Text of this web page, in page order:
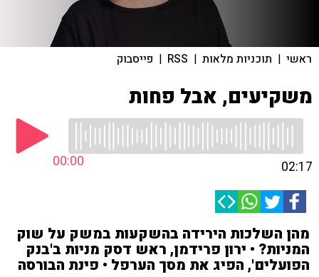
ראשי | תוכניות מלאות |
RSS
| פייסבוק
משקיעים, אבל פחות
00:00 02:17
מהן השלכות הירידה בהשקעות במשק על שוק
המניות? • ירון פרידמן, ראש דסק מניות ב'בנק
הפועלים', הפיג את מסך הערפל • פינת הבורסה